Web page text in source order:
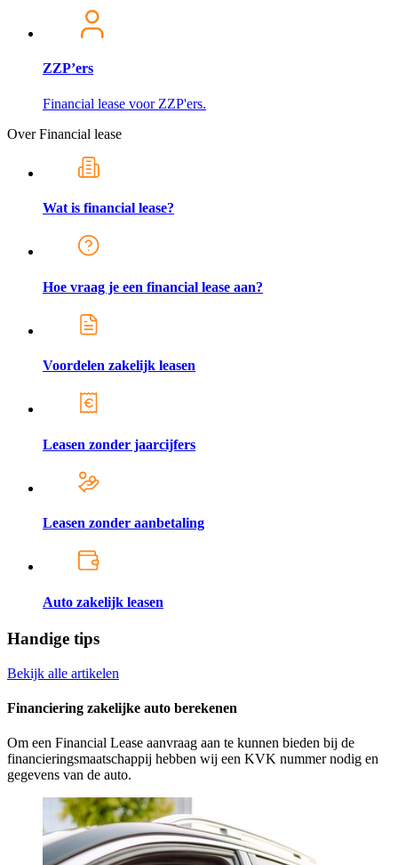
ZZP’ers
Financial lease voor ZZP'ers.
Over Financial lease
Wat is financial lease?
Hoe vraag je een financial lease aan?
Voordelen zakelijk leasen
Leasen zonder jaarcijfers
Leasen zonder aanbetaling
Auto zakelijk leasen
Handige tips
Bekijk alle artikelen
Financiering zakelijke auto berekenen
Om een Financial Lease aanvraag aan te kunnen bieden bij de
financieringsmaatschappij hebben wij een KVK nummer nodig en
gegevens van de auto.